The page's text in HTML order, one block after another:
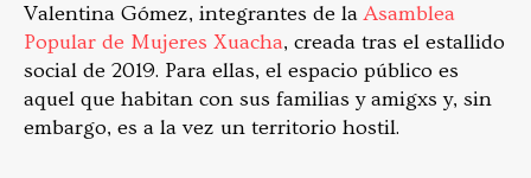
Valentina Gómez, integrantes de laAsamblea
Popular de Mujeres Xuacha, creada tras el estallido
social de 2019. Para ellas, el espacio público es
aquel que habitan con sus familias y amigxs y, sin
embargo, es a la vez un territorio hostil.